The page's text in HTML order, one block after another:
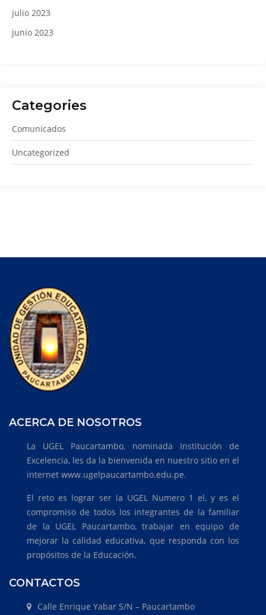
julio 2023
junio 2023
Categories
Comunicados
Uncategorized
ACERCA DE NOSOTROS
La UGEL Paucartambo, nominada Institución de
Excelencia, les da la bienvenida en nuestro sitio en el
internet www.ugelpaucartambo.edu.pe.
El reto es lograr ser la UGEL Numero 1 el, y es el
compromiso de todos los integrantes de la familiar
de la UGEL Paucartambo, trabajar en equipo de
mejorar la calidad educativa, que responda con los
propósitos de la Educación.
CONTACTOS
Calle Enrique Yabar S/N – Paucartambo